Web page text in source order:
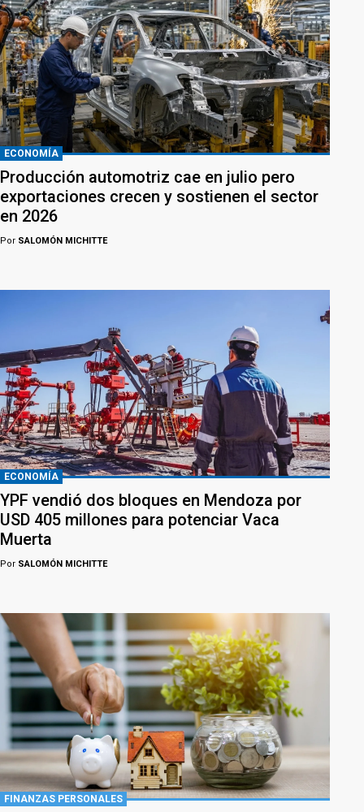
ECONOMÍA
Producción automotriz cae en julio pero
exportaciones crecen y sostienen el sector
en 2026
Por SALOMÓN MICHITTE
ECONOMÍA
YPF vendió dos bloques en Mendoza por
USD 405 millones para potenciar Vaca
Muerta
Por SALOMÓN MICHITTE
FINANZAS PERSONALES